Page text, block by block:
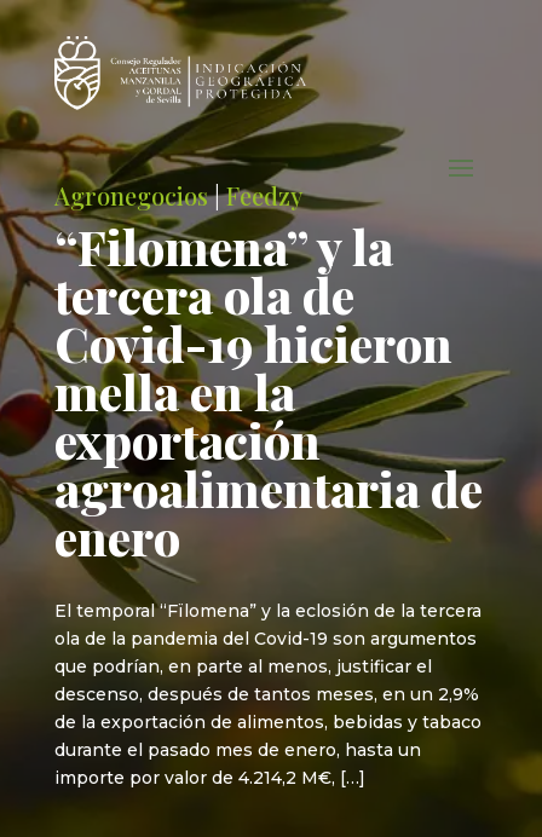
Agronegocios|Feedzy
“Filomena” y la
tercera ola de
Covid-19 hicieron
mella en la
exportación
agroalimentaria de
enero
El temporal “Fïlomena” y la eclosión de la tercera
ola de la pandemia del Covid-19 son argumentos
que podrían, en parte al menos, justificar el
descenso, después de tantos meses, en un 2,9%
de la exportación de alimentos, bebidas y tabaco
durante el pasado mes de enero, hasta un
importe por valor de 4.214,2 M€, […]